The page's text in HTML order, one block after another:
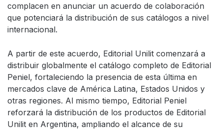
complacen en anunciar un acuerdo de colaboración
que potenciará la distribución de sus catálogos a nivel
internacional.
A partir de este acuerdo, Editorial Unilit comenzará a
distribuir globalmente el catálogo completo de Editorial
Peniel, fortaleciendo la presencia de esta última en
mercados clave de América Latina, Estados Unidos y
otras regiones. Al mismo tiempo, Editorial Peniel
reforzará la distribución de los productos de Editorial
Unilit en Argentina, ampliando el alcance de su